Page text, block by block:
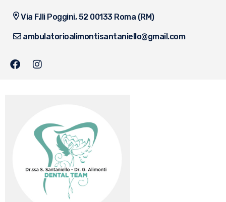
Via F.lli Poggini, 52 00133 Roma (RM)
ambulatorioalimontisantaniello@gmail.com